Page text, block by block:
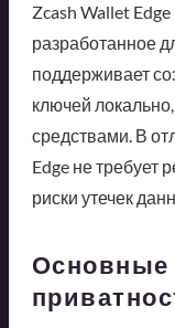
Zcash Wallet
разработанное
поддерживает
ключей
средствами. В
Edge не требует
риски утечек
Основные